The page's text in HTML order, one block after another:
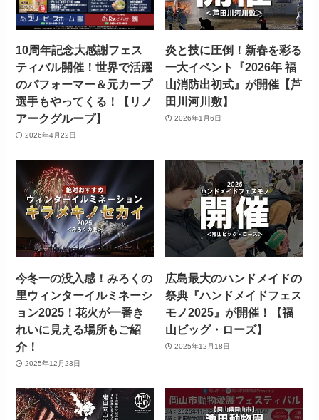
10周年記念大感謝フェス
ティバル開催！世界で活躍
のパフォーマー＆元カープ
選手もやってくる！【リノ
アークグループ】
2026年4月22日
炎と技に圧倒！新春を彩る
一大イベント『2026年 福
山消防出初式』が開催【芦
田川河川敷】
2026年1月6日
今冬一の没入感！みろくの
里ウィンターイルミネーシ
ョン2025！花火が一番き
れいに見える場所もご紹
介！
2025年12月23日
広島最大のハンドメイドの
祭典『ハンドメイドフェス
モノ2025』が開催！【福
山ビッグ・ローズ】
2025年12月18日